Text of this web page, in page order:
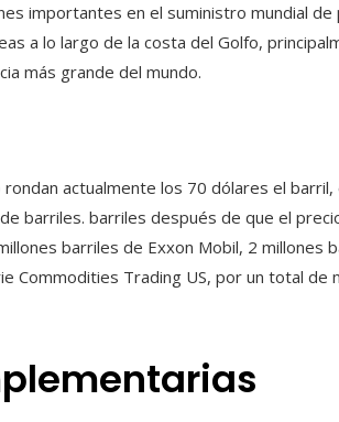
importantes en el suministro mundial
a lo largo de la costa del Golfo,
más grande del mundo.
actualmente los 70 dólares el
barriles. barriles después de que el
barriles de Exxon Mobil, 2 millones
Commodities Trading US, por un total de